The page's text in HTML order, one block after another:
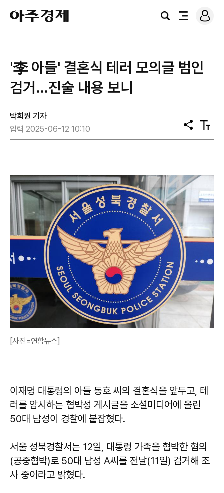
아
주
경
검
전
로
그
'李 아들' 결혼식 테러 모의글 범인
검거…진술 내용 보니
박희원 기자
입력 2025-06-12 10:10
공
유
텍
스
[사진=연합뉴스]
이재명 대통령의 아들 동호 씨의 결혼식을 앞두고, 테
러를 암시하는 협박성 게시글을 소셜미디어에 올린
50대 남성이 경찰에 붙잡혔다.
서울 성북경찰서는 12일, 대통령 가족을 협박한 혐의
(공중협박)로 50대 남성 A씨를 전날(11일) 검거해 조
사 중이라고 밝혔다.